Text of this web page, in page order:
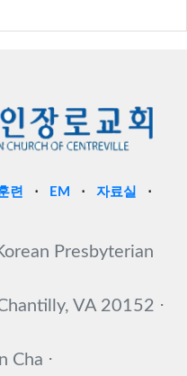
련 ⋅ EM ⋅ 자료실
⋅
Presbyterian
VA 20152 ⋅
Cha ⋅